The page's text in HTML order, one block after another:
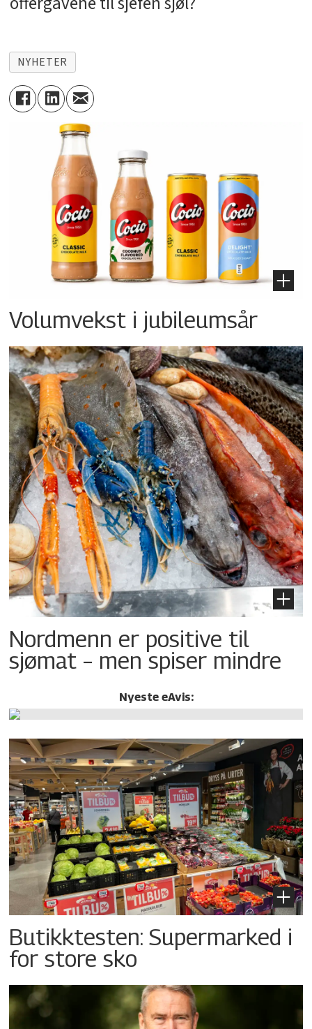
NYHETER
Volumvekst i jubileumsår
Nordmenn er positive til
sjømat – men spiser mindre
Nyeste eAvis:
Butikktesten: Supermarked i
for store sko